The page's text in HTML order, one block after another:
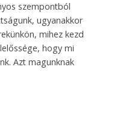
szempontból
ugyanakkor
mihez kezd
hogy mi
Azt magunknak